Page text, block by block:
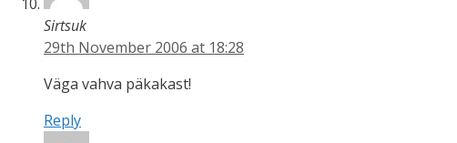
Sirtsuk
29th November 2006 at 18:28
Väga vahva päkakast!
Reply